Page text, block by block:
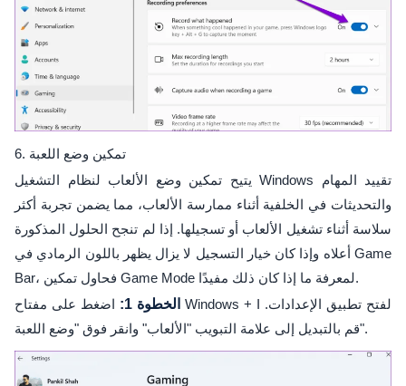
6. تمكين وضع اللعبة
يتيح تمكين وضع الألعاب لنظام التشغيل Windows تقييد المهام
والتحديثات في الخلفية أثناء ممارسة الألعاب، مما يضمن تجربة أكثر
سلاسة أثناء تشغيل الألعاب أو تسجيلها. إذا لم تنجح الحلول المذكورة
أعلاه وإذا كان خيار التسجيل لا يزال يظهر باللون الرمادي في Game
Bar، فحاول تمكين Game Mode لمعرفة ما إذا كان ذلك مفيدًا.
الخطوة 1:
اضغط على مفتاح Windows + I لفتح تطبيق الإعدادات.
قم بالتبديل إلى علامة التبويب "الألعاب" وانقر فوق "وضع اللعبة".